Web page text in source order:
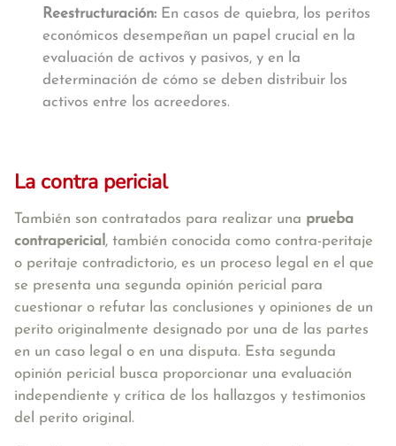
Reestructuración: En casos de quiebra, los peritos
económicos desempeñan un papel crucial en la
evaluación de activos y pasivos, y en la
determinación de cómo se deben distribuir los
activos entre los acreedores.
La contra pericial
También son contratados para realizar una prueba
contrapericial , también conocida como contra-peritaje
o peritaje contradictorio, es un proceso legal en el que
se presenta una segunda opinión pericial para
cuestionar o refutar las conclusiones y opiniones de un
perito originalmente designado por una de las partes
en un caso legal o en una disputa. Esta segunda
opinión pericial busca proporcionar una evaluación
independiente y crítica de los hallazgos y testimonios
del perito original.